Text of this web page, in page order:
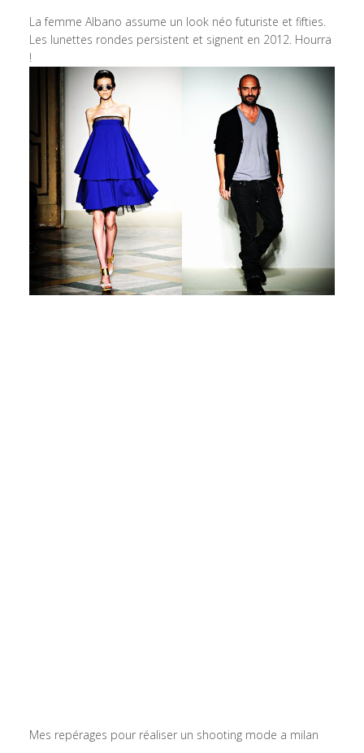
La femme Albano assume un look néo futuriste et fifties.
Les lunettes rondes persistent et signent en 2012. Hourra
!
Mes repérages pour réaliser un shooting mode a milan